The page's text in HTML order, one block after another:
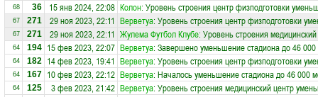
68 36 15 янв 2024, 22:08 Колон: Уровень строения центр физподготовки
67 271 29 ноя 2023, 22:11 Верветуа: Уровень строения центр физподготовки
67 271 29 ноя 2023, 22:11 Жулема Футбол Клубе: Уровень строения
64 194 15 фев 2023, 22:07 Верветуа: Завершено уменьшение стадиона до 46 000
64 182 14 фев 2023, 19:41 Верветуа: Уровень строения центр физподготовки
64 167 10 фев 2023, 22:12 Верветуа: Началось уменьшение стадиона до 46 000
64 125 3 фев 2023, 21:42 Верветуа: Уровень строения медицинский центр